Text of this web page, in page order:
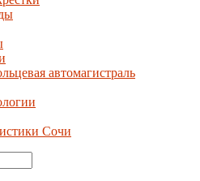
автомагистраль
Сочи